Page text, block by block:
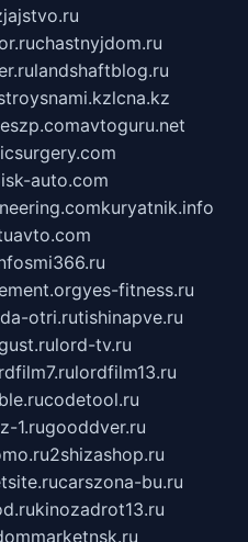
chastnyjdom.ru
landshaftblog.ru
lcna.kz
avtoguru.net
auto.com
kuryatnik.info
smi366.ru
yes-fitness.ru
otri.rutishinapve.ru
lord-tv.ru
lordfilm13.ru
codetool.ru
1.rugooddver.ru
2shizashop.ru
carszona-bu.ru
kinozadrot13.ru